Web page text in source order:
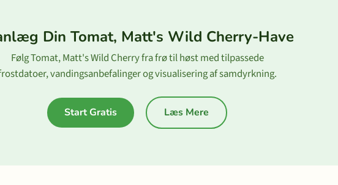
Din Tomat, Matt's Wild Cherry-Have
Følg Tomat, Matt's Wild Cherry fra frø til høst med tilpassede
vandingsanbefalinger og visualisering af samdyrkning.
Start Gratis Læs Mere